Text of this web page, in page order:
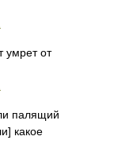
умрет от
палящий
какое